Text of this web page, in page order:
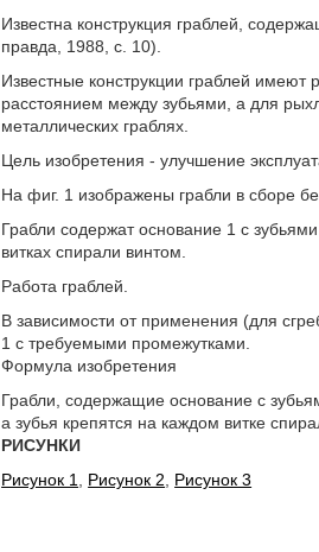
Известна конструкция граблей,
правда, 1988, с. 10).
Известные конструкции граблей
расстоянием между зубьями, а для
металлических граблях.
Цель изобретения - улучшение
На фиг. 1 изображены грабли в сборе
Грабли содержат основание 1 с
витках спирали винтом.
Работа граблей.
В зависимости от применения (для
1 с требуемыми промежутками.
Формула изобретения
Грабли, содержащие основание с
а зубья крепятся на каждом витке
РИСУНКИ
Рисунок 1
Рисунок 2 Рисунок 3